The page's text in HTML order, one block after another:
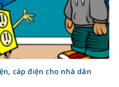
cáp điện cho nhà dân